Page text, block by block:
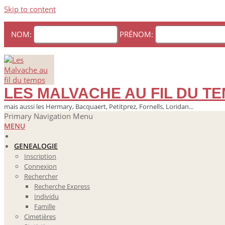
Skip to content
NOM: PRÉNOM:
LES MALVACHE AU FIL DU
mais aussi les Hermary, Bacquaert, Petitprez, Fornells, Loridan...
Primary Navigation Menu
MENU
GENEALOGIE
Inscription
Connexion
Rechercher
Recherche Express
Individu
Famille
Cimetières